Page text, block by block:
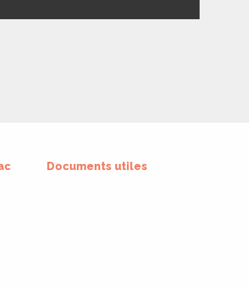
Documents utiles